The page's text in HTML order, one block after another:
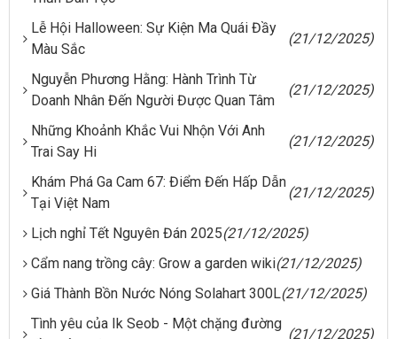
Lễ Hội Halloween: Sự Kiện Ma Quái Đầy
Màu Sắc
(21/12/2025)
Nguyễn Phương Hằng: Hành Trình Từ
Doanh Nhân Đến Người Được Quan Tâm
(21/12/2025)
Những Khoảnh Khắc Vui Nhộn Với Anh
Trai Say Hi
(21/12/2025)
Khám Phá Ga Cam 67: Điểm Đến Hấp Dẫn
Tại Việt Nam
(21/12/2025)
Lịch nghỉ Tết Nguyên Đán 2025(21/12/2025)
Cẩm nang trồng cây: Grow a garden wiki(21/12/2025)
Giá Thành Bồn Nước Nóng Solahart 300L(21/12/2025)
Tình yêu của Ik Seob - Một chặng đường
(21/12/2025)